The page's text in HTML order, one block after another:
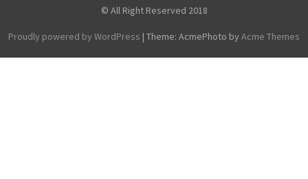
© All Right Reserved 2018
Proudly powered by WordPress | Theme: AcmePhoto by Acme Themes